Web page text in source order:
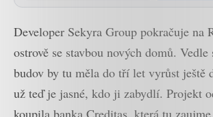
Developer Sekyra Group pokračuje na
ostrově se stavbou nových domů.
budov by tu měla do tří let vyrůst ještě
už teď je jasné, kdo ji zabydlí. Projekt
koupila banka Creditas, která tu